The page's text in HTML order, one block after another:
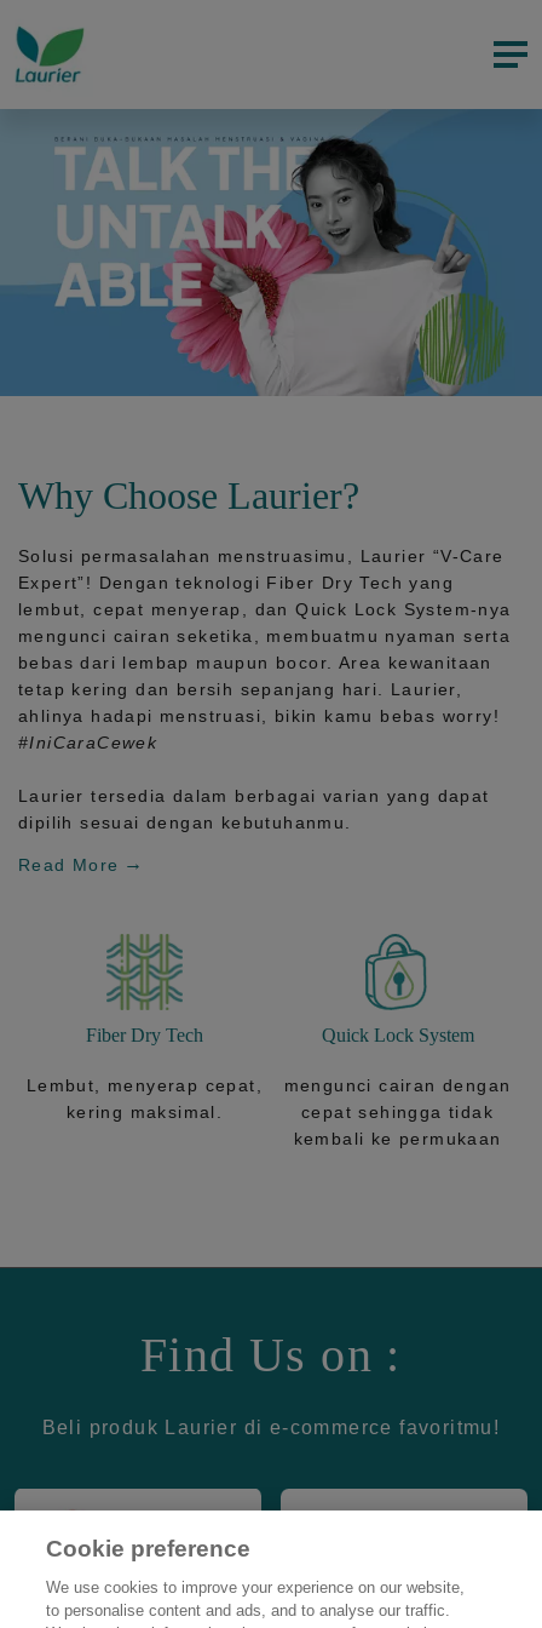
Why Choose Laurier?
Solusi permasalahan menstruasimu, Laurier “V-Care
Expert”! Dengan teknologi Fiber Dry Tech yang
lembut, cepat menyerap, danQuick Lock System-nya
mengunci cairan seketika, membuatmu nyaman serta
bebas dari lembap maupun bocor. Area kewanitaan
tetap kering dan bersih sepanjang hari.
Laurier,
ahlinya hadapi menstruasi, bikin kamu bebas worry!
#IniCaraCewek
Laurier tersedia dalam berbagai varian yang dapat
dipilih sesuai dengan kebutuhanmu.
Read More
Fiber Dry Tech
Lembut, menyerap cepat,
kering maksimal.
Quick Lock System
mengunci cairan dengan
cepat sehingga tidak
kembali ke permukaan
Find Us on :
Beli produk Laurier di e-commerce favoritmu!
Cookie preference
We use cookies to improve your experience on our website,
to personalise content and ads, and to analyse our traffic.